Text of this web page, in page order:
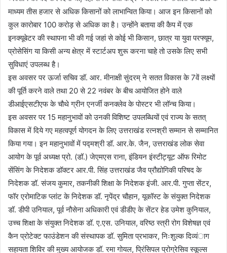
माध्यम तीस हजार से अधिक किसानों को लाभान्वित किया। आज इन किसानों को
कुल कारोबार 100 करोड़ से अधिक का है। उन्होंने बताया की कैप में एक
इनक्यूबेटर की स्थापना भी की गई जहां से कोई भी किसान, छात्र या युवा परफ्यूम,
प्रोसेसिंग या किसी अन्य क्षेत्र में स्टार्टअप शुरू करना चाहे तो उसके लिए सभी
सुविधाएं उपलब्ध है।
इस अवसर पर ऊर्जा सचिव डॉ. आर. मीनाक्षी सुंदरम् ने सतत विकास के 7वें लक्ष्यों
की पूर्ति करने वाले तथा 20 से 22 नवंबर के बीच आयोजित होने वाले
डीआईएसटीएफ के चौथे ग्रीन एनर्जी कनक्लेव के पोस्टर भी लॉन्च किया।
इस अवसर पर 15 महानुभावों को उनकी विशिष्ट उपलब्धियों एवं राज्य के सतत्
विकास में दिये गए महत्वपूर्ण योगदन के लिए उत्तराखंड रत्नश्री सम्मान से सम्मानित
किया गया। इन महानुभावों में पद्मश्री डॉ. आर.के. जैन, उत्तराखंड लोक सेवा
आयोग के पूर्व अध्यक्ष प्रो. (डॉ.) जेएमएस राना, इंडियन इंस्टीट्यूट ऑफ रिमोट
सेंसिंग के निदेशक डॉक्टर आर.पी. सिंह उत्तराखंड जैव प्रौद्योगिकी परिषद के
निदेशक डॉ. संजय कुमार, तकनीकी शिक्षा के निदेशक इंजी. आर.पी. गुप्ता सेंटर,
फॉर एरोमाटिक प्लांट के निदेशक डॉ. नृपेंद्र चौहान, यूकॉस्ट के संयुक्त निदेशक
डॉ. डीपी उनियाल, पूर्व नौसेना अधिकारी एवं डीडीए के सेंटर हेड उमेश कुनियाल,
उच्च शिक्षा के संयुक्त निदेशक डॉ. ए.एस. उनियाल, वरिष्ठ स्त्री रोग विशेषज्ञ एवं
कैन प्रोटेक्ट फाउंडेशन की संस्थापक डॉ. सुमिता प्रभाकर, निःशुल्क दिव्यंाग
सहायता शिविर की मुख्य आयोजक डॉ. रमा गोयल, प्रिंसिपल प्रोग्रेसिव स्कूल्स